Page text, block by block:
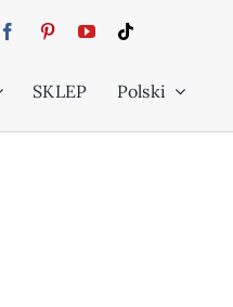
SKLEP Polski